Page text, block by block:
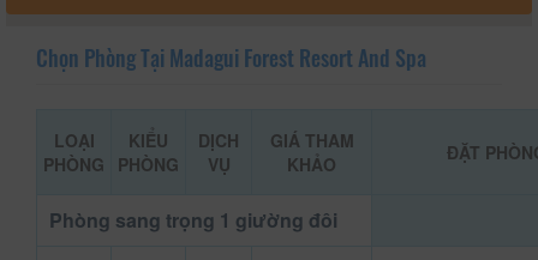
Chọn Phòng Tại Madagui Forest Resort And Spa
LOẠI
PHÒNG
KIỂU
PHÒNG
DỊCH
VỤ
GIÁ THAM
KHẢO
ĐẶT
Phòng sang trọng 1 giường đôi